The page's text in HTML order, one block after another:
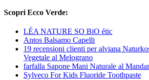
Scopri Ecco Verde:
LÉA NATURE SO BiO étic
Antos Balsamo Capelli
19 recensioni clienti per alviana
Vegetale al Melograno
farfalla Sapone Mani Naturale al
Sylveco For Kids Fluoride Toothpaste